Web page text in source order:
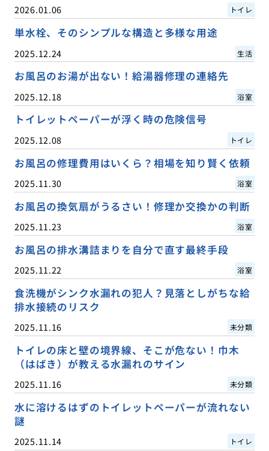
2026.01.06 トイレ
単水栓、そのシンプルな構造と多様な用途
2025.12.24 生活
お風呂のお湯が出ない！給湯器修理の連絡先
2025.12.18 浴室
トイレットペーパーが浮く時の危険信号
2025.12.08 トイレ
お風呂の修理費用はいくら？相場を知り賢く依頼
2025.11.30 浴室
お風呂の換気扇がうるさい！修理か交換かの判断
2025.11.23 浴室
お風呂の排水溝詰まりを自分で直す最終手段
2025.11.22 浴室
食洗機がシンク水漏れの犯人？見落としがちな給
排水接続のリスク
2025.11.16 未分類
トイレの床と壁の境界線、そこが危ない！巾木
（はばき）が教える水漏れのサイン
2025.11.16 未分類
水に溶けるはずのトイレットペーパーが流れない
謎
2025.11.14 トイレ